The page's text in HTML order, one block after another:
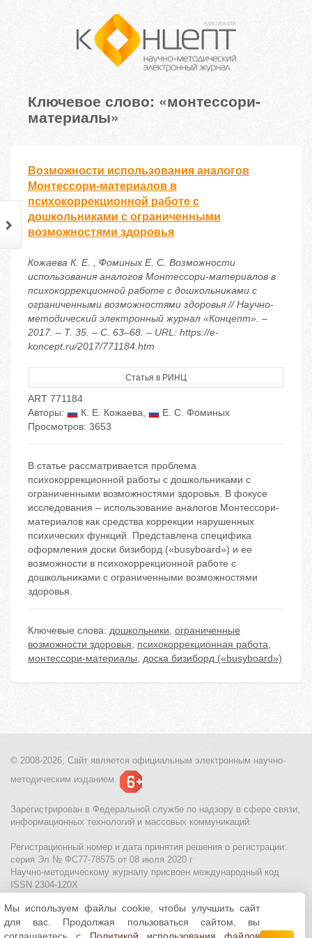
Ключевое слово: «монтессори-
материалы»
Возможности использования аналогов
Монтессори-материалов в
психокоррекционной работе с
дошкольниками с ограниченными
возможностями здоровья
Кожаева К. Е. , Фоминых Е. С. Возможности
использования аналогов Монтессори-материалов в
психокоррекционной работе с дошкольниками с
ограниченными возможностями здоровья // Научно-
методический электронный журнал «Концепт». –
2017. – Т. 35. – С. 63–68. – URL: https://e-
koncept.ru/2017/771184.htm
Статья в РИНЦ
ART 771184
Авторы:
К. Е. Кожаева,
Е. С. Фоминых
Просмотров: 3653
В статье рассматривается проблема
психокоррекционной работы с дошкольниками с
ограниченными возможностями здоровья. В фокусе
исследования – использование аналогов Монтессори-
материалов как средства коррекции нарушенных
психических функций. Представлена специфика
оформления доски бизиборд («busyboard») и ее
возможности в психокоррекционной работе с
дошкольниками с ограниченными возможностями
здоровья.
Ключевые слова: дошкольники, ограниченные
возможности здоровья, психокоррекционная работа,
монтессори-материалы, доска бизиборд («busyboard»)
© 2008-2026, Сайт является официальным электронным научно-
методическим изданием.
Зарегистрирован в Федеральной службе по надзору в сфере связи,
информационных технологий и массовых коммуникаций.
Регистрационный номер и дата принятия решения о регистрации:
серия Эл № ФС77-78575 от 08 июля 2020 г
Научно-методическому журналу присвоен международный код
ISSN 2304-120X
МЦИТО|Школьные олимпиады и онлайн конкурсы для детей
Политика использования файлов cookie| Политика обработки и
защиты персональных данных
Мы используем файлы cookie, чтобы улучшить сайт
для вас. Продолжая пользоваться сайтом, вы